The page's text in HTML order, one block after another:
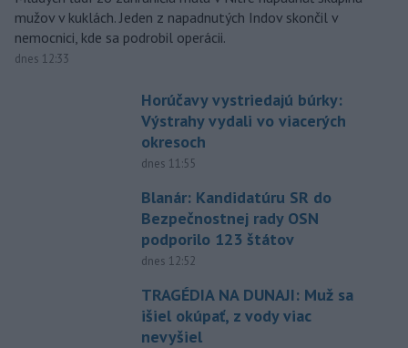
mužov v kuklách. Jeden z napadnutých Indov skončil v
nemocnici, kde sa podrobil operácii.
dnes 12:33
Horúčavy vystriedajú búrky:
Výstrahy vydali vo viacerých
okresoch
dnes 11:55
Blanár: Kandidatúru SR do
Bezpečnostnej rady OSN
podporilo 123 štátov
dnes 12:52
TRAGÉDIA NA DUNAJI: Muž sa
išiel okúpať, z vody viac
nevyšiel